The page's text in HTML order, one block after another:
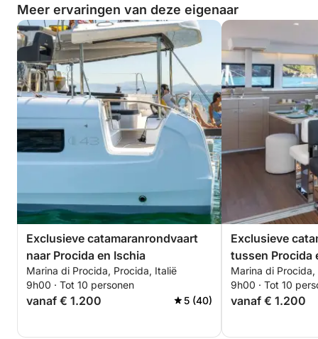
Meer ervaringen van deze eigenaar
Exclusieve catamaranrondvaart
naar Procida en Ischia
Marina di Procida, Procida, Italië
9h00 · Tot 10 personen
vanaf € 1.200 5 (40)
Exclusieve
tussen Procida
onderwaterbaai
Marina di
9h00 · Tot 10
vanaf € 1.200